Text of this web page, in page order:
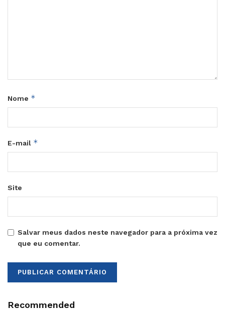
Nome *
E-mail *
Site
Salvar meus dados neste navegador para a próxima vez
que eu comentar.
Recommended